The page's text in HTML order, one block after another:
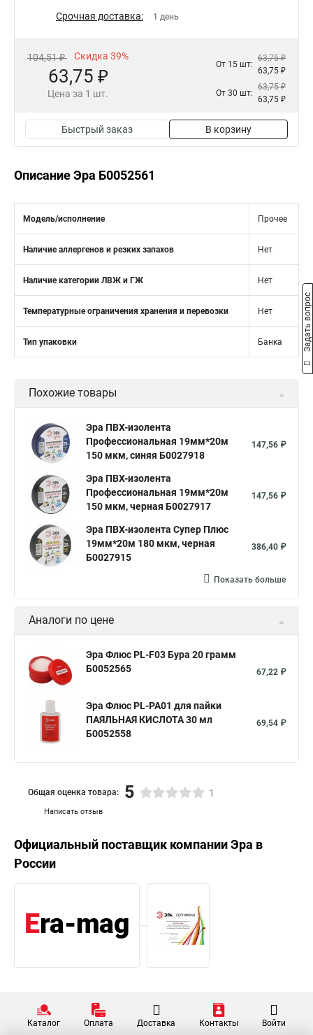
Срочная доставка: 1 день
104,51 ₽ Скидка 39%
63,75 ₽
Цена за 1 шт.
От 15 шт:
63,75 ₽
63,75 ₽
От 30 шт:
63,75 ₽
63,75 ₽
Быстрый заказ В корзину
Описание Эра Б0052561
Модель/исполнение Прочее
Наличие аллергенов и резких запахов Нет
Наличие категории ЛВЖ и ГЖ Нет
Температурные ограничения хранения и перевозки Нет
Тип упаковки Банка
Похожие товары
Эра ПВХ-изолента
Профессиональная 19мм*20м
150 мкм, синяя Б0027918
147,56 ₽
Эра ПВХ-изолента
Профессиональная 19мм*20м
150 мкм, черная Б0027917
147,56 ₽
Эра ПВХ-изолента Супер Плюс
19мм*20м 180 мкм, черная
Б0027915
386,40 ₽
Показать больше
Аналоги по цене
Эра Флюс PL-F03 Бура 20 грамм
Б0052565
67,22 ₽
Эра Флюс PL-PA01 для пайки
ПАЯЛЬНАЯ КИСЛОТА 30 мл
Б0052558
69,54 ₽
Написать отзыв
Общая оценка товара: 5 1
Официальный поставщик компанииЭра в
России
Каталог Оплата Доставка Контакты Войти
Задать вопрос